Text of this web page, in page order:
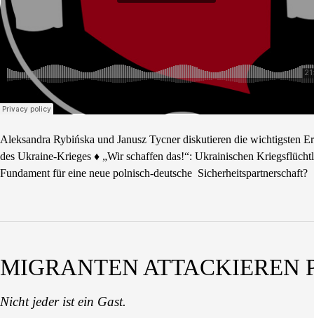
Aleksandra Rybińska und Janusz Tycner diskutieren die wichtigsten
des Ukraine-Krieges ♦ „Wir schaffen das!“: Ukrainischen
Fundament für eine neue polnisch-deutsche Sicherheitspartnerschaft?
MIGRANTEN ATTACKIEREN
Nicht jeder ist ein Gast.